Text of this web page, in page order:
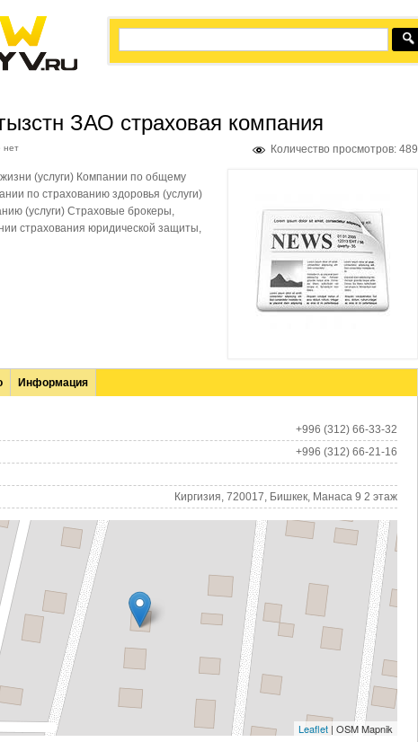
ЗАО страховая компания
Количество просмотров: 489
нет
(услуги) Компании по общему
по страхованию здоровья (услуги)
(услуги) Страховые брокеры,
страхования юридической защиты,
Информация
+996 (312) 66-33-32
+996 (312) 66-21-16
Киргизия, 720017, Бишкек, Манаса 9 2 этаж
Leaflet | OSM Mapnik